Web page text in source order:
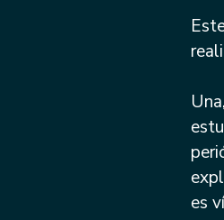
es